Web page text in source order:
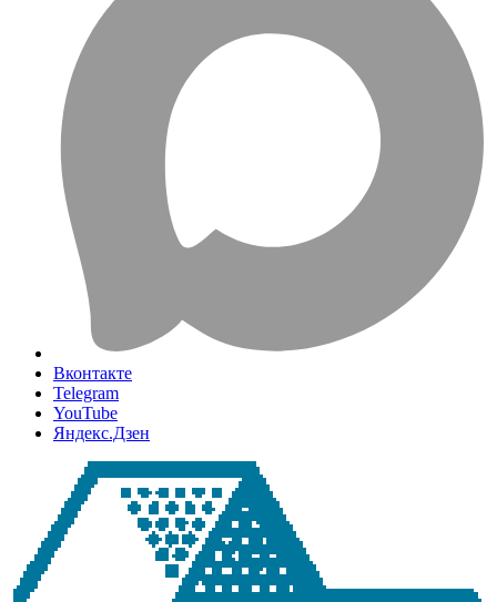
Вконтакте
Telegram
YouTube
Яндекс.Дзен